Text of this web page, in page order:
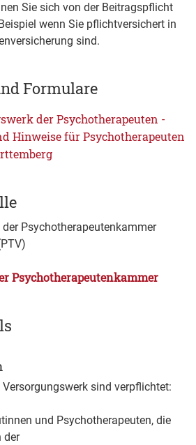
Sie sich von der Beitragspflicht
wenn Sie pflichtversichert in
sind.
Formulare
der Psychotherapeuten -
Hinweise für Psychotherapeuten
Psychotherapeutenkammer
Psychotherapeutenkammer
sind verpflichtet:
und Psychotherapeuten, die
der